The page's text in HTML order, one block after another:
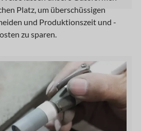
Platz, um überschüssigen
und Produktionszeit und -
zu sparen.